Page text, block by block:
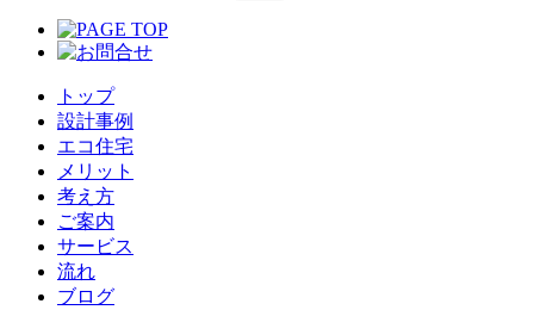
トップ
設計事例
エコ住宅
メリット
考え方
ご案内
サービス
流れ
ブログ